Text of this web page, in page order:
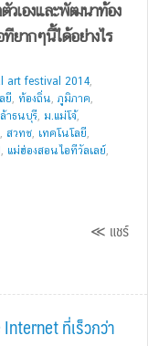
วเองและพัฒนาท้อง
ทียากๆนี้ได้อย่างไร
art festival 2014,
ยี, ท้องถิ่น, ภูมิภาค,
าธนบุรี, ม.แม่โจ้,
, สวทช, เทคโนโลยี,
, แม่ฮ่องสอนไอทีวัลเลย์,
≪ แชร์
ที่เร็วกว่า